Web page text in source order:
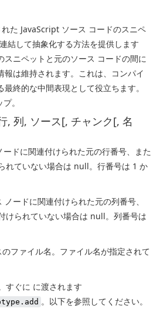
た JavaScript ソース コードのスニペ
結して抽象化する方法を提供します
スニペットと元のソース コードの間に
報は維持されます。これは、コンパイ
終的な中間表現として役立ちます。
。
, 列, ソース[, チャンク[, 名
ードに関連付けられた元の行番号、また
れていない場合は null。行番号は 1 か
ノードに関連付けられた元の列番号、
けられていない場合は null。列番号は
ファイル名。ファイル名が指定されて
すぐに に渡されます
。以下を参照してください。